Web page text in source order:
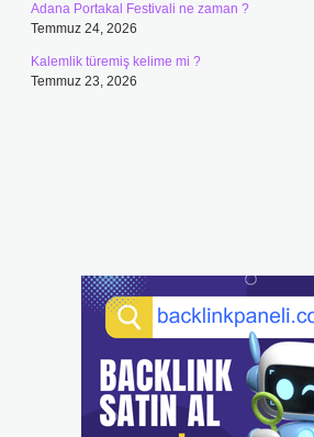
Adana Portakal Festivali ne zaman ?
Temmuz 24, 2026
Kalemlik türemiş kelime mi ?
Temmuz 23, 2026